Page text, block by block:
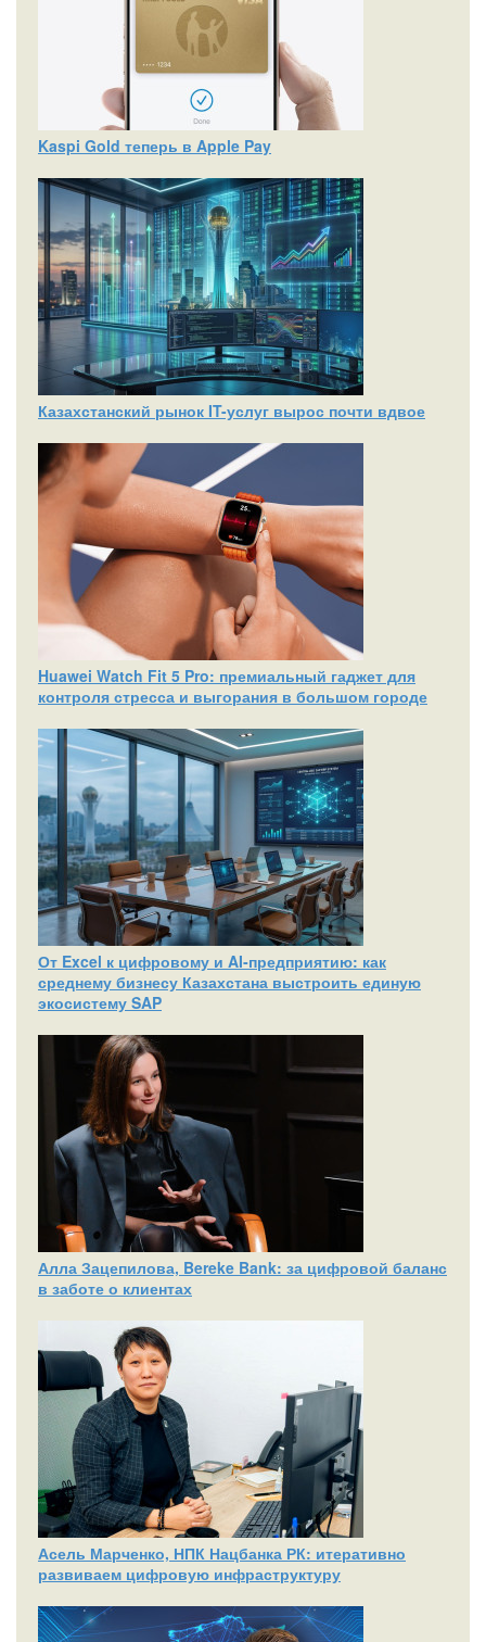
Kaspi Gold теперь в Apple Pay
Казахстанский рынок IT-услуг вырос почти вдвое
Huawei Watch Fit 5 Pro: премиальный гаджет для
контроля стресса и выгорания в большом городе
От Excel к цифровому и AI‑предприятию: как
среднему бизнесу Казахстана выстроить единую
экосистему SAP
Алла Зацепилова, Bereke Bank: за цифровой баланс
в заботе о клиентах
Асель Марченко, НПК Нацбанка РК: итеративно
развиваем цифровую инфраструктуру